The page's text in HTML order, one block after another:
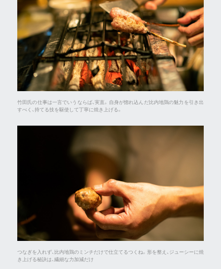
竹田氏の仕事は一言でいうならば、実直。自身が惚れ込んだ比内地鶏の魅力を引き出
すべく、持てる技を駆使して丁寧に焼き上げる。
つなぎを入れず、比内地鶏のミンチだけで仕立てるつくね。形を整え、ジューシーに焼
き上げる秘訣は、繊細な力加減だけ